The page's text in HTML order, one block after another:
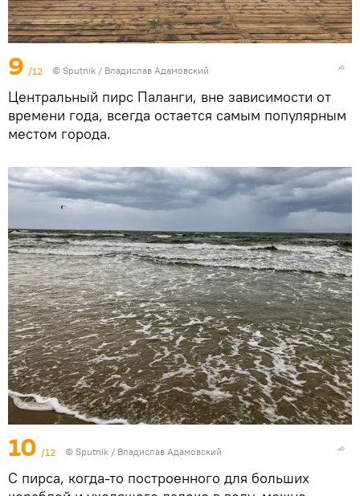
9 /12 © Sputnik / Владислав Адамовский
Центральный пирс Паланги, вне зависимости от
времени года, всегда остается самым популярным
местом города.
10 /12 © Sputnik / Владислав Адамовский
С пирса, когда-то построенного для больших